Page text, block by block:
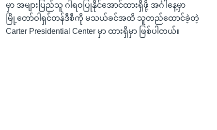
မှာ အများပြည်သူ ဂါရဝပြုနိုင်အောင်ထားရှိဖို့ အင်္ဂါနေ့မှာ
မြို့တော်ဝါရှင်တန်ဒီစီကို မသယ်ခင်အထိ သူတည်ထောင်ခဲ့တဲ့
Carter Presidential Center မှာ ထားရှိမှာ ဖြစ်ပါတယ်။